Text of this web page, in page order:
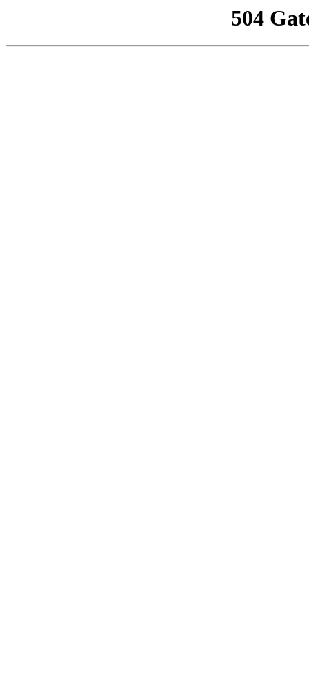
504